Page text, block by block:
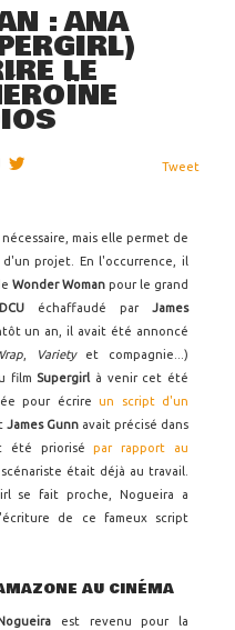
: ANA
LE
Tweet
mais elle permet de
projet. En l'occurrence, il
Wonder Woman pour le grand
DCU échaffaudé par James
un an, il avait été annoncé
Variety et compagnie...)
film Supergirl à venir cet été
pour écrireun script d'un
James Gunn avait précisé dans
été priorisépar rapport au
était déjà au travail.
se fait proche, Nogueira a
de ce fameux script
AU CINÉMA
est revenu pour la